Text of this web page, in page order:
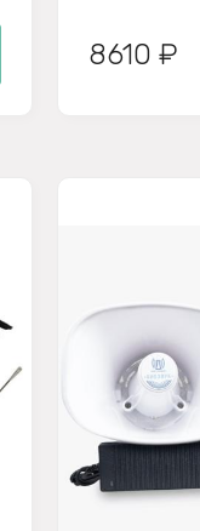
8610 ₽